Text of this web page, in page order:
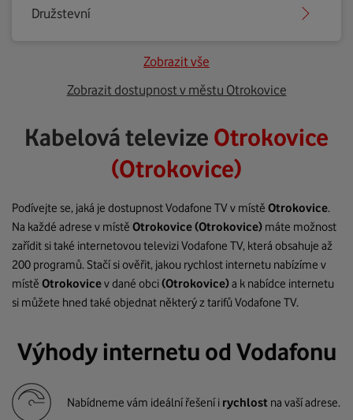
Družstevní
Zobrazit vše
Zobrazit dostupnost v městu Otrokovice
Kabelová televize Otrokovice
(Otrokovice)
Podívejte se, jaká je dostupnost Vodafone TV v místě Otrokovice.
Na každé adrese v místě Otrokovice(Otrokovice) máte možnost
zařídit si také internetovou televizi Vodafone TV, která obsahuje až
200 programů. Stačí si ověřit, jakou rychlost internetu nabízíme v
místě Otrokovicev dané obci(Otrokovice)a k nabídce internetu
si můžete hned také objednat některý z tarifů Vodafone TV.
Výhody internetu od Vodafonu
Nabídneme vám ideální řešení i rychlost na vaší adrese.